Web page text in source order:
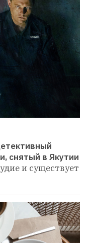
снятый в Якутии
и существует